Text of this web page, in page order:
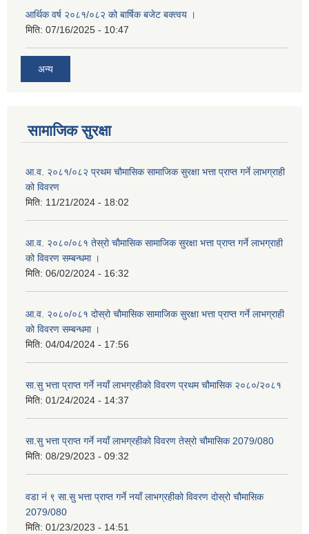
आर्थिक वर्ष २०८१/०८२ को बार्षिक बजेट बक्त्वय ।
मिति: 07/16/2025 - 10:47
अन्य
सामाजिक सुरक्षा
आ.व. २०८१/०८२ प्रथम चौमासिक सामाजिक सुरक्षा भत्ता प्राप्त गर्ने लाभग्राही
को विवरण
मिति: 11/21/2024 - 18:02
आ.व. २०८०/०८१ तेस्रो चौमासिक सामाजिक सुरक्षा भत्ता प्राप्त गर्ने लाभग्राही
को विवरण सम्बन्धमा ।
मिति: 06/02/2024 - 16:32
आ.व. २०८०/०८१ दोस्रो चौमासिक सामाजिक सुरक्षा भत्ता प्राप्त गर्ने लाभग्राही
को विवरण सम्बन्धमा ।
मिति: 04/04/2024 - 17:56
सा.सु भत्ता प्राप्त गर्ने नयाँ लाभग्रहीको विवरण प्रथम चौमासिक २०८०/२०८१
मिति: 01/24/2024 - 14:37
सा.सु भत्ता प्राप्त गर्ने नयाँ लाभग्रहीको विवरण तेस्रो चौमासिक 2079/080
मिति: 08/29/2023 - 09:32
वडा नं ९ सा.सु भत्ता प्राप्त गर्ने नयाँ लाभग्रहीको विवरण दोस्रो चौमासिक
2079/080
मिति: 01/23/2023 - 14:51